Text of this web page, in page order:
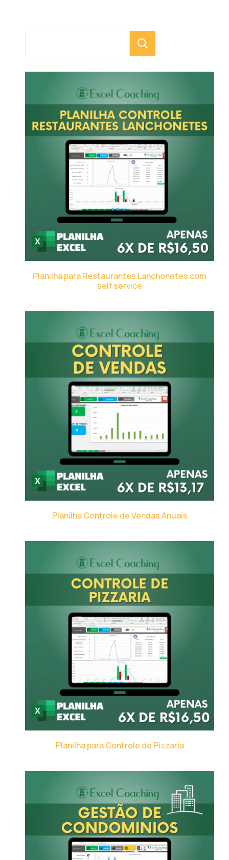
Planilha para Restaurantes Lanchonetes com
self service
Planilha Controle de Vendas Anuais
Planilha para Controle de Pizzaria